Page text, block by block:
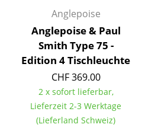
Anglepoise
Anglepoise & Paul
Smith Type 75 -
Edition 4 Tischleuchte
CHF 369.00
2 x sofort lieferbar,
Lieferzeit 2-3 Werktage
(Lieferland Schweiz)